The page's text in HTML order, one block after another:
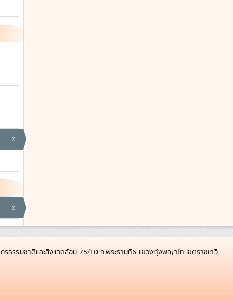
x
x
ธรรมชาติและสิ่งแวดล้อม 75/10 ถ.พระรามที่6 แขวงทุ่งพญาไท เขตราชเทวี